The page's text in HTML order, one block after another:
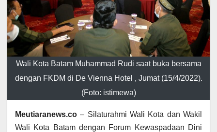
Wali Kota Batam Muhammad Rudi saat buka bersama
dengan FKDM di De Vienna Hotel , Jumat (15/4/2022).
(Foto: istimewa)
Meutiaranews.co – Silaturahmi Wali Kota dan Wakil
Wali Kota Batam dengan Forum Kewaspadaan Dini